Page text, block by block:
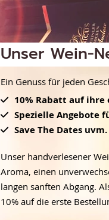
Unser Wein-
Ein Genuss für jeden
10% Rabatt auf
Spezielle Angebote
Save The Dates uvm.
Unser handverlesener
Aroma, einen
langen sanften Abgang.
10% auf die erste